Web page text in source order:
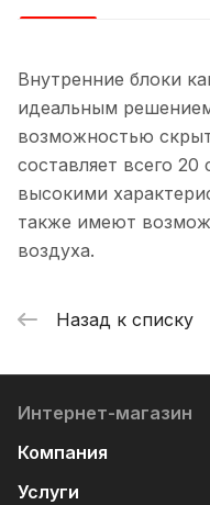
Внутренние блоки
идеальным
возможностью
составляет всего
высокими
также имеют
воздуха.
Назад к списку
Интернет-магазин
Компания
Услуги